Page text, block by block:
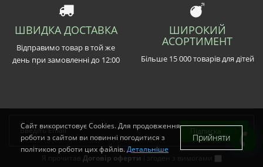
ШВИДКА ДОСТАВКА
Відправимо товар в той же
день при замовленні до 12:00
ШИРОКИЙ
АСОРТИМЕНТ
Більше 15 000 товарів для дітей
Договір оферти
Підписка
Сайт використовує Cookies. Для продовження
роботи з сайтом ви повинні погодитися з
політикою роботи цих файлів.Детальніше
Прийняти